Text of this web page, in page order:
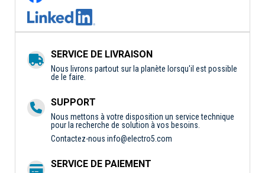
SERVICE DE LIVRAISON
Nous livrons partout sur la planète lorsqu'il est possible
de le faire.
SUPPORT
Nous mettons à votre disposition un service technique
pour la recherche de solution à vos besoins.
Contactez-nous info@electro5.com
SERVICE DE PAIEMENT